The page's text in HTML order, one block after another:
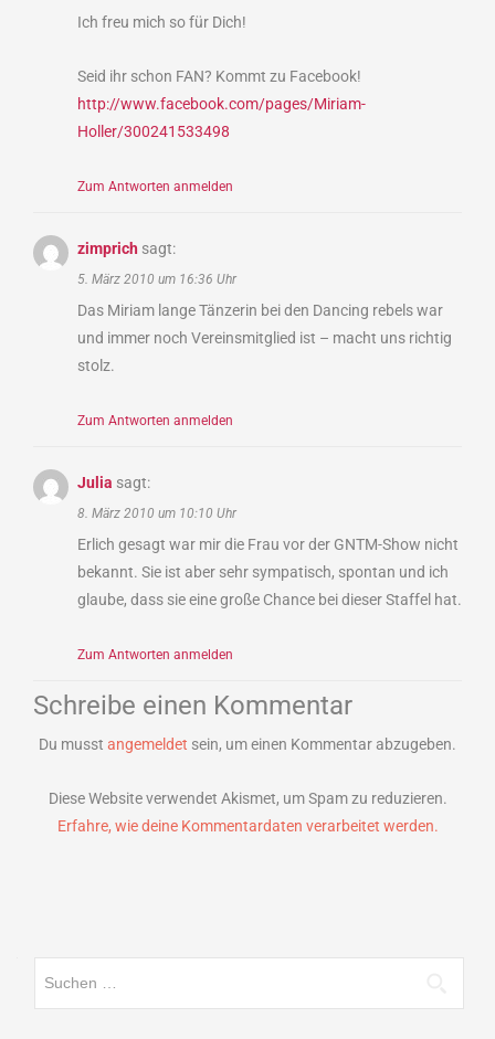
Ich freu mich so für Dich!
Seid ihr schon FAN? Kommt zu Facebook!
http://www.facebook.com/pages/Miriam-
Holler/300241533498
Zum Antworten anmelden
zimprich sagt:
5. März 2010 um 16:36 Uhr
Das Miriam lange Tänzerin bei den Dancing rebels war
und immer noch Vereinsmitglied ist – macht uns richtig
stolz.
Zum Antworten anmelden
Julia sagt:
8. März 2010 um 10:10 Uhr
Erlich gesagt war mir die Frau vor der GNTM-Show nicht
bekannt. Sie ist aber sehr sympatisch, spontan und ich
glaube, dass sie eine große Chance bei dieser Staffel hat.
Zum Antworten anmelden
Schreibe einen Kommentar
Du musst angemeldet sein, um einen Kommentar abzugeben.
Diese Website verwendet Akismet, um Spam zu reduzieren.
Erfahre, wie deine Kommentardaten verarbeitet werden.